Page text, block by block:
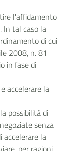
l'affidamento
In tal caso la
di cui
2008, n. 81
in fase di
accelerare la
possibilità di
senza
accelerare la